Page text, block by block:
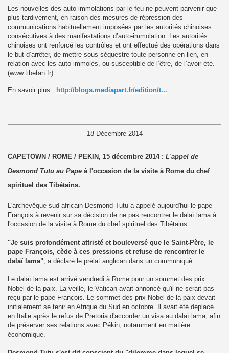
Les nouvelles des auto-immolations par le feu ne peuvent parvenir que
plus tardivement, en raison des mesures de répression des
communications habituellement imposées par les autorités chinoises
consécutives à des manifestations d’auto-immolation. Les autorités
chinoises ont renforcé les contrôles et ont effectué des opérations dans
le but d’arrêter, de mettre sous séquestre toute personne en lien, en
relation avec les auto-immolés, ou susceptible de l’être, de l’avoir été.
(www.tibetan.fr)
En savoir plus : http://blogs.mediapart.fr/edition/t...
18 Décembre 2014
CAPETOWN / ROME / PEKIN, 15 décembre 2014 : L'appel de
Desmond Tutu au Pape à l'occasion de la visite à Rome du chef
spirituel des Tibétains.
L'archevêque sud-africain Desmond Tutu a appelé aujourd'hui le pape
François à revenir sur sa décision de ne pas rencontrer le dalaï lama à
l'occasion de la visite à Rome du chef spirituel des Tibétains.
"Je suis profondément attristé et bouleversé que le Saint-Père, le
pape François, cède à ces pressions et refuse de rencontrer le
dalaï lama", a déclaré le prélat anglican dans un communiqué.
Le dalaï lama est arrivé vendredi à Rome pour un sommet des prix
Nobel de la paix. La veille, le Vatican avait annoncé qu'il ne serait pas
reçu par le pape François. Le sommet des prix Nobel de la paix devait
initialement se tenir en Afrique du Sud en octobre. Il avait été déplacé
en Italie après le refus de Pretoria d'accorder un visa au dalaï lama, afin
de préserver ses relations avec Pékin, notamment en matière
économique.